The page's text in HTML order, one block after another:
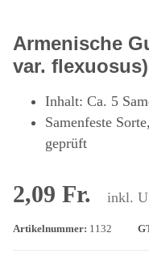
Armenische
var.
Inhalt: Ca. 5
Samenfeste
geprüft
2,09 Fr. inkl.
Artikelnummer: 1132